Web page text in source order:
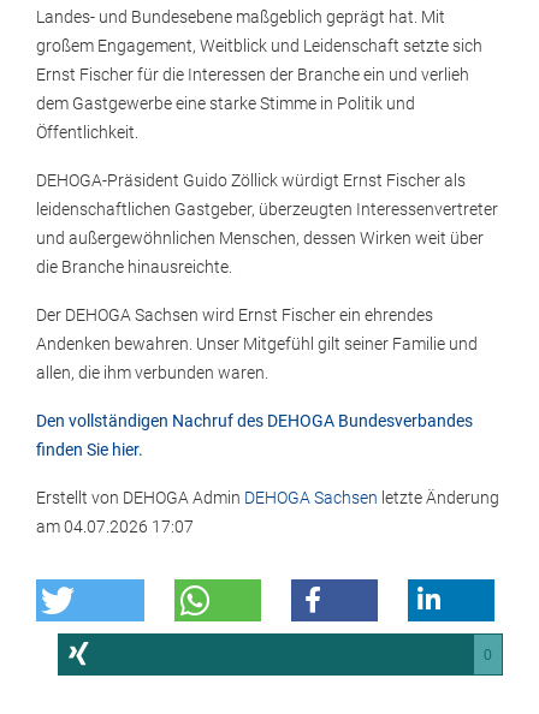
Landes- und Bundesebene maßgeblich geprägt hat. Mit
großem Engagement, Weitblick und Leidenschaft setzte sich
Ernst Fischer für die Interessen der Branche ein und verlieh
dem Gastgewerbe eine starke Stimme in Politik und
Öffentlichkeit.
DEHOGA-Präsident Guido Zöllick würdigt Ernst Fischer als
leidenschaftlichen Gastgeber, überzeugten Interessenvertreter
und außergewöhnlichen Menschen, dessen Wirken weit über
die Branche hinausreichte.
Der DEHOGA Sachsen wird Ernst Fischer ein ehrendes
Andenken bewahren. Unser Mitgefühl gilt seiner Familie und
allen, die ihm verbunden waren.
Den vollständigen Nachruf des DEHOGA Bundesverbandes
finden Sie hier.
Erstellt von DEHOGA Admin DEHOGA Sachsen letzte Änderung
am04.07.2026 17:07
0